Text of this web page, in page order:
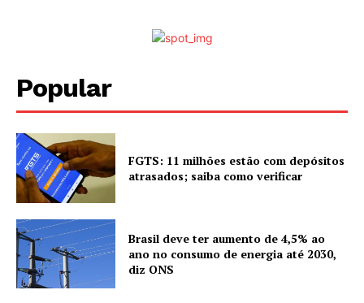
Popular
FGTS: 11 milhões estão com depósitos
atrasados; saiba como verificar
Brasil deve ter aumento de 4,5% ao
ano no consumo de energia até 2030,
diz ONS